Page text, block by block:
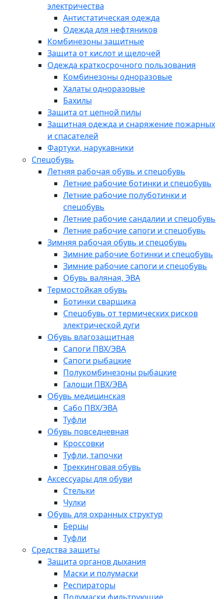
электричества
Антистатическая одежда
Одежда для нефтяников
Комбинезоны защитные
Защита от кислот и щелочей
Одежда краткосрочного пользования
Комбинезоны одноразовые
Халаты одноразовые
Бахилы
Защита от цепной пилы
Защитная одежда и снаряжение пожарных
и спасателей
Фартуки, нарукавники
Спецобувь
Летняя рабочая обувь и спецобувь
Летние рабочие ботинки и спецобувь
Летние рабочие полуботинки и
спецобувь
Летние рабочие сандалии и спецобувь
Летние рабочие сапоги и спецобувь
Зимняя рабочая обувь и спецобувь
Зимние рабочие ботинки и спецобувь
Зимние рабочие сапоги и спецобувь
Обувь валяная, ЭВА
Термостойкая обувь
Ботинки сварщика
Спецобувь от термических рисков
электрической дуги
Обувь влагозащитная
Сапоги ПВХ/ЭВА
Сапоги рыбацкие
Полукомбинезоны рыбацкие
Галоши ПВХ/ЭВА
Обувь медицинская
Сабо ПВХ/ЭВА
Туфли
Обувь повседневная
Кроссовки
Туфли, тапочки
Треккинговая обувь
Аксессуары для обуви
Стельки
Чулки
Обувь для охранных структур
Берцы
Туфли
Средства защиты
Защита органов дыхания
Маски и полумаски
Респираторы